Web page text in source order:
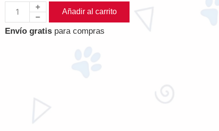
Añadir al carrito
Envío gratis para compras